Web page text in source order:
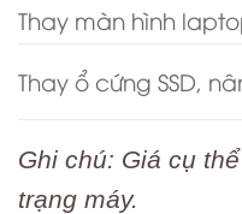
Thay màn hình
Thay ổ cứng SSD,
Ghi chú: Giá cụ
trạng máy.